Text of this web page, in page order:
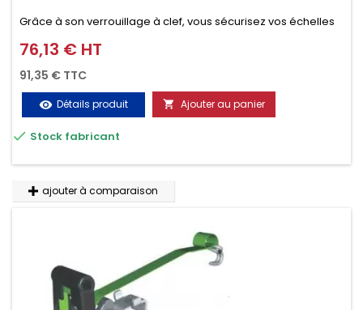
Grâce à son verrouillage à clef, vous sécurisez vos échelles
d'un seul geste aussi bien contre le vol que pendant le
transport. Référence vendue par paire.
Prix
76,13 € HT
91,35 € TTC
visibility Détails produit  Ajouter au panier
 Stock fabricant
ajouter à comparaison